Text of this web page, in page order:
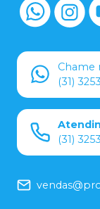
Chame
(31)
(31)